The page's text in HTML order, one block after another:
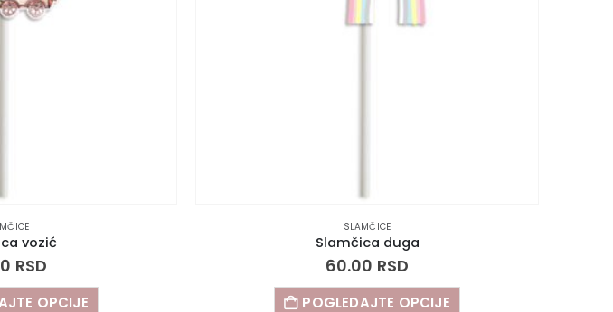
vozić
RSD
OPCIJE
SLAMČICE
Slamčica duga
60.00 RSD
POGLEDAJTE OPCIJE